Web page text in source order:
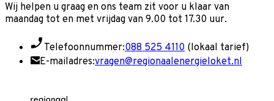
Wij helpen u graag en ons team zit voor u klaar van
maandag tot en met vrijdag van 9.00 tot 17.30 uur.
Telefoonnummer:088 525 4110 (lokaal tarief)
E-mailadres:vragen@regionaalenergieloket.nl